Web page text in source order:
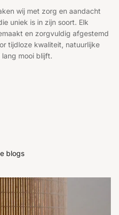
wij met zorg en aandacht
uniek is in zijn soort. Elk
en zorgvuldig afgestemd
tijdloze kwaliteit, natuurlijke
mooi blijft.
blogs